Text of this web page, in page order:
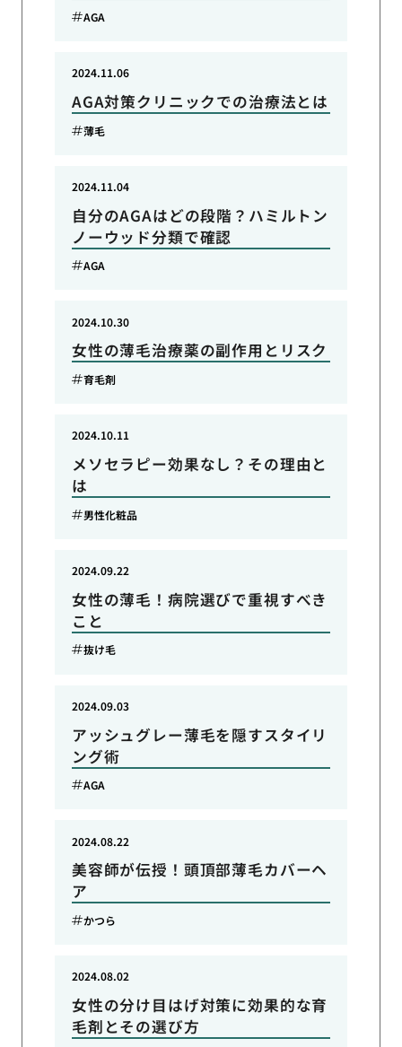
AGA
AGA対策クリニックでの治療法とは
2024.11.06
薄毛
自分のAGAはどの段階？ハミルトン
ノーウッド分類で確認
2024.11.04
AGA
女性の薄毛治療薬の副作用とリスク
2024.10.30
育毛剤
メソセラピー効果なし？その理由と
は
2024.10.11
男性化粧品
女性の薄毛！病院選びで重視すべき
こと
2024.09.22
抜け毛
アッシュグレー薄毛を隠すスタイリ
ング術
2024.09.03
AGA
美容師が伝授！頭頂部薄毛カバーヘ
ア
2024.08.22
かつら
女性の分け目はげ対策に効果的な育
毛剤とその選び方
2024.08.02